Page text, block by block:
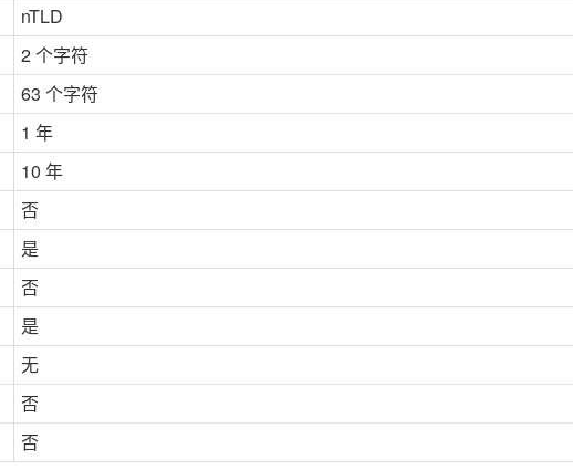
nTLD
2 个字符
63 个字符
1 年
10 年
否
是
否
是
无
否
否